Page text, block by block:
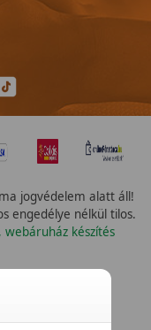
jogvédelem alatt áll!
engedélye nélkül tilos.
webáruház készítés